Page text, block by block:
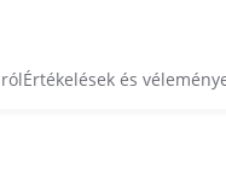
Értékelések és